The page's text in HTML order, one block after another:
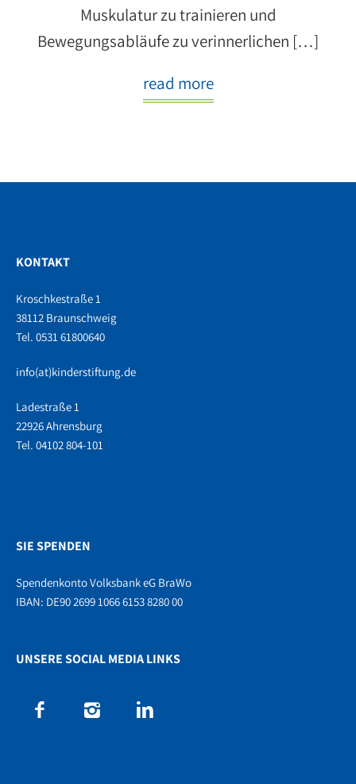
Muskulatur zu trainieren und
Bewegungsabläufe zu verinnerlichen […]
read more
KONTAKT
Kroschkestraße 1
38112 Braunschweig
Tel. 0531 61800640
info(at)kinderstiftung.de
Ladestraße 1
22926 Ahrensburg
Tel. 04102 804-101
SIE SPENDEN
Spendenkonto Volksbank eG BraWo
IBAN: DE90 2699 1066 6153 8280 00
UNSERE SOCIAL MEDIA LINKS